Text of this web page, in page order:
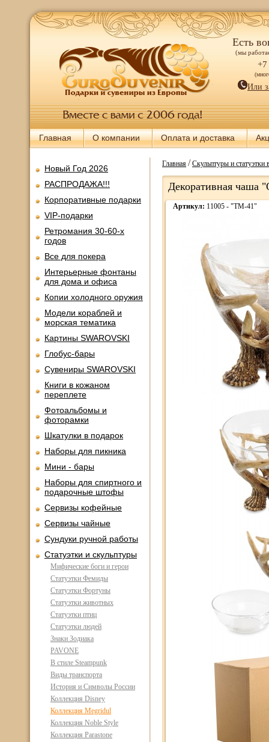
Есть
(мы
+7
Или
Главная О компании Оплата и доставка
Новый Год 2026
РАСПРОДАЖА!!!
Корпоративные подарки
VIP-подарки
Ретромания 30-60-х
годов
Все для покера
Интерьерные фонтаны
для дома и офиса
Копии холодного оружия
Модели кораблей и
морская тематика
Картины SWAROVSKI
Глобус-бары
Сувениры SWAROVSKI
Книги в кожаном
переплете
Фотоальбомы и
фоторамки
Шкатулки в подарок
Наборы для пикника
Мини - бары
Наборы для спиртного и
подарочные штофы
Сервизы кофейные
Сервизы чайные
Сундуки ручной работы
Статуэтки и скульптуры
Мифические боги и герои
Статуэтки Фемиды
Статуэтки Фортуны
Статуэтки животных
Статуэтки птиц
Статуэтки людей
Знаки Зодиака
PAVONE
В стиле Steampunk
Виды транспорта
История и Символы России
Коллекция Disney
Коллекция Megridul
Коллекция Noble Style
Коллекция Parastone
Главная/Скульптуры и статуэтки
Декоративная чаша
Артикул: 11005 - "TM-41"